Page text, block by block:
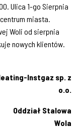
Ulica 1-go Sierpnia
miasta.
Woli od sierpnia
nowych klientów.
Instgaz sp. z
o.o.
Oddział Stalowa
Wola